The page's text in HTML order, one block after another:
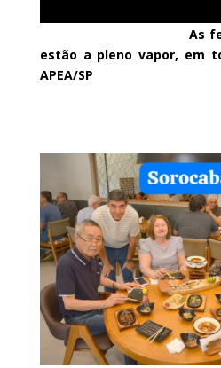
As
estão a pleno vapor, em
APEA/SP